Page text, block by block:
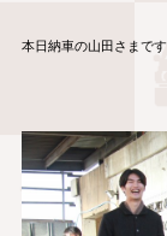
本日納車の山田さまです